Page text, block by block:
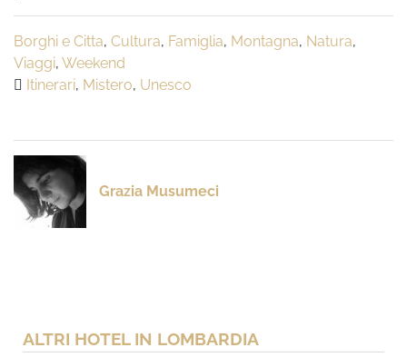
Borghi e Citta, Cultura, Famiglia, Montagna, Natura,
Viaggi, Weekend
Itinerari, Mistero, Unesco
Grazia Musumeci
ALTRI HOTEL IN LOMBARDIA